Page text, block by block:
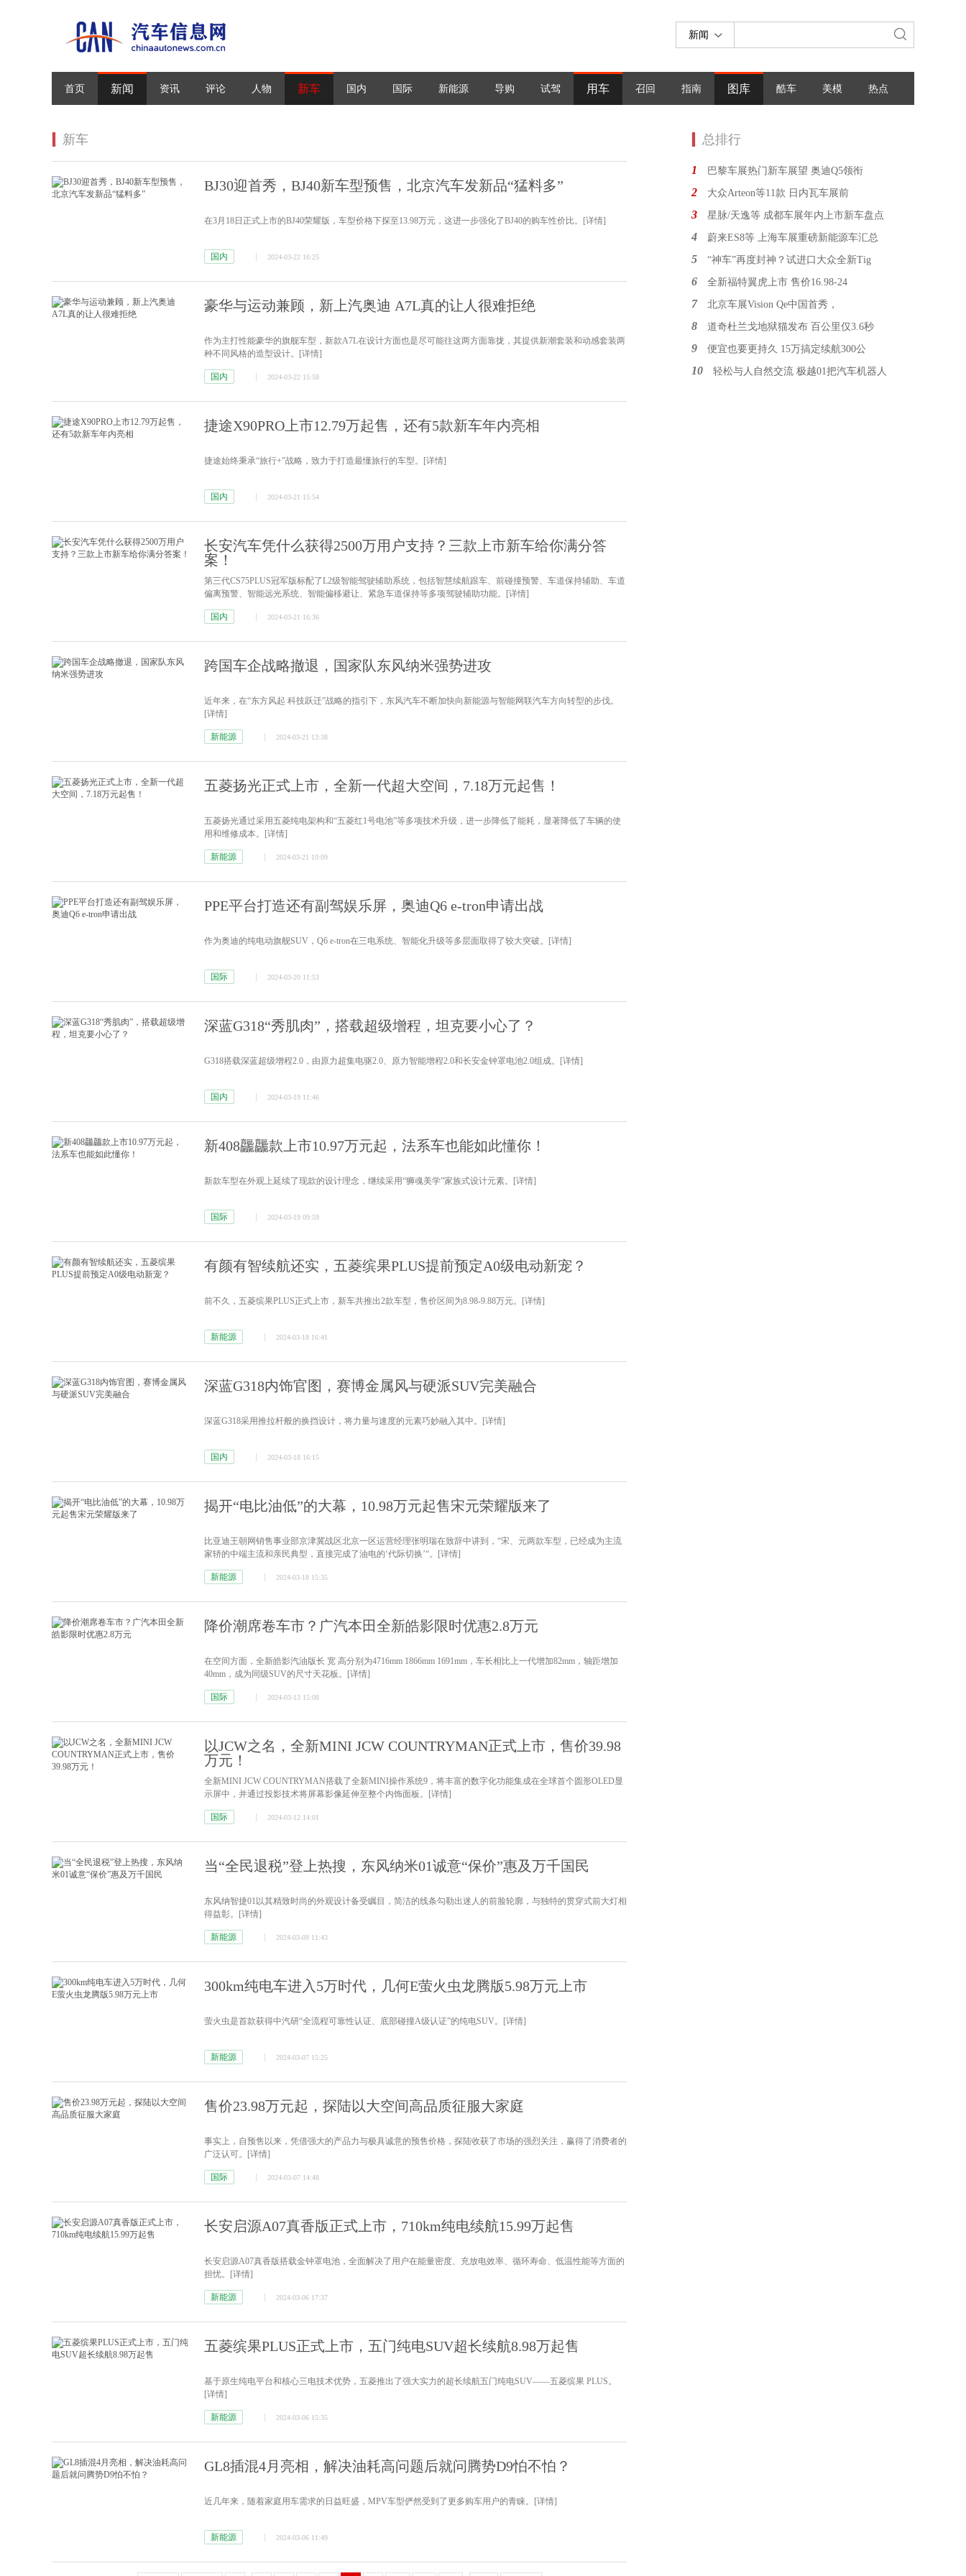
新闻
首页 新闻 资讯 评论 人物 新车 国内 国际 新能源 导购 试驾 用车 召回 指南 图库 酷车 美模 热点
新车
BJ30迎首秀，BJ40新车型预售，北京汽车发新品“猛料多”
在3月18日正式上市的BJ40荣耀版，车型价格下探至13.98万元，这进一步强化了BJ40的购车性价比。 [详情]
国内 2024-03-22 16:25
豪华与运动兼顾，新上汽奥迪 A7L真的让人很难拒绝
作为主打性能豪华的旗舰车型，新款A7L在设计方面也是尽可能往这两方面靠拢，其提供新潮套装和动感套装两
种不同风格的造型设计。
[详情]
国内 2024-03-22 15:58
捷途X90PRO上市12.79万起售，还有5款新车年内亮相
捷途始终秉承“旅行+”战略，致力于打造最懂旅行的车型。 [详情]
国内 2024-03-21 15:54
长安汽车凭什么获得2500万用户支持？三款上市新车给你满分答
案！
第三代CS75PLUS冠军版标配了L2级智能驾驶辅助系统，包括智慧续航跟车、前碰撞预警、车道保持辅助、车道
偏离预警、智能远光系统、智能偏移避让、紧急车道保持等多项驾驶辅助功能。
[详情]
国内 2024-03-21 16:36
跨国车企战略撤退，国家队东风纳米强势进攻
近年来，在“东方风起 科技跃迁”战略的指引下，东风汽车不断加快向新能源与智能网联汽车方向转型的步伐。
[详情]
新能源 2024-03-21 13:38
五菱扬光正式上市，全新一代超大空间，7.18万元起售！
五菱扬光通过采用五菱纯电架构和“五菱红1号电池”等多项技术升级，进一步降低了能耗，显著降低了车辆的使
用和维修成本。
[详情]
新能源 2024-03-21 10:09
PPE平台打造还有副驾娱乐屏，奥迪Q6 e-tron申请出战
作为奥迪的纯电动旗舰SUV，Q6 e-tron在三电系统、智能化升级等多层面取得了较大突破。 [详情]
国际 2024-03-20 11:53
深蓝G318“秀肌肉”，搭载超级增程，坦克要小心了？
G318搭载深蓝超级增程2.0，由原力超集电驱2.0、原力智能增程2.0和长安金钟罩电池2.0组成。 [详情]
国内 2024-03-19 11:46
新408龘龘款上市10.97万元起，法系车也能如此懂你！
新款车型在外观上延续了现款的设计理念，继续采用“狮魂美学”家族式设计元素。 [详情]
国际 2024-03-19 09:59
有颜有智续航还实，五菱缤果PLUS提前预定A0级电动新宠？
前不久，五菱缤果PLUS正式上市，新车共推出2款车型，售价区间为8.98-9.88万元。 [详情]
新能源 2024-03-18 16:41
深蓝G318内饰官图，赛博金属风与硬派SUV完美融合
深蓝G318采用推拉杆般的换挡设计，将力量与速度的元素巧妙融入其中。 [详情]
国内 2024-03-18 16:15
揭开“电比油低”的大幕，10.98万元起售宋元荣耀版来了
比亚迪王朝网销售事业部京津冀战区北京一区运营经理张明瑞在致辞中讲到，“宋、元两款车型，已经成为主流
家轿的中端主流和亲民典型，直接完成了油电的‘代际切换’“。
[详情]
新能源 2024-03-18 15:35
降价潮席卷车市？广汽本田全新皓影限时优惠2.8万元
在空间方面，全新皓影汽油版长 宽 高分别为4716mm 1866mm 1691mm，车长相比上一代增加82mm，轴距增加
40mm，成为同级SUV的尺寸天花板。
[详情]
国际 2024-03-13 15:08
以JCW之名，全新MINI JCW COUNTRYMAN正式上市，售价39.98
万元！
全新MINI JCW COUNTRYMAN搭载了全新MINI操作系统9，将丰富的数字化功能集成在全球首个圆形OLED显
示屏中，并通过投影技术将屏幕影像延伸至整个内饰面板。
[详情]
国际 2024-03-12 14:01
当“全民退税”登上热搜，东风纳米01诚意“保价”惠及万千国民
东风纳智捷01以其精致时尚的外观设计备受瞩目，简洁的线条勾勒出迷人的前脸轮廓，与独特的贯穿式前大灯相
得益彰。
[详情]
新能源 2024-03-09 11:43
300km纯电车进入5万时代，几何E萤火虫龙腾版5.98万元上市
萤火虫是首款获得中汽研“全流程可靠性认证、底部碰撞A级认证”的纯电SUV。 [详情]
新能源 2024-03-07 15:25
售价23.98万元起，探陆以大空间高品质征服大家庭
事实上，自预售以来，凭借强大的产品力与极具诚意的预售价格，探陆收获了市场的强烈关注，赢得了消费者的
广泛认可。
[详情]
国际 2024-03-07 14:48
长安启源A07真香版正式上市，710km纯电续航15.99万起售
长安启源A07真香版搭载金钟罩电池，全面解决了用户在能量密度、充放电效率、循环寿命、低温性能等方面的
担忧。
[详情]
新能源 2024-03-06 17:37
五菱缤果PLUS正式上市，五门纯电SUV超长续航8.98万起售
基于原生纯电平台和核心三电技术优势，五菱推出了强大实力的超长续航五门纯电SUV——五菱缤果 PLUS。
[详情]
新能源 2024-03-06 15:35
GL8插混4月亮相，解决油耗高问题后就问腾势D9怕不怕？
近几年来，随着家庭用车需求的日益旺盛，MPV车型俨然受到了更多购车用户的青睐。 [详情]
新能源 2024-03-06 11:49
总排行
1 巴黎车展热门新车展望 奥迪Q5领衔
2 大众Arteon等11款 日内瓦车展前
3 星脉/天逸等 成都车展年内上市新车盘点
4 蔚来ES8等 上海车展重磅新能源车汇总
5 “神车”再度封神？试进口大众全新Tig
6 全新福特翼虎上市 售价16.98-24
7 北京车展Vision Qe中国首秀，
8 道奇杜兰戈地狱猫发布 百公里仅3.6秒
9 便宜也要更持久 15万搞定续航300公
10 轻松与人自然交流 极越01把汽车机器人